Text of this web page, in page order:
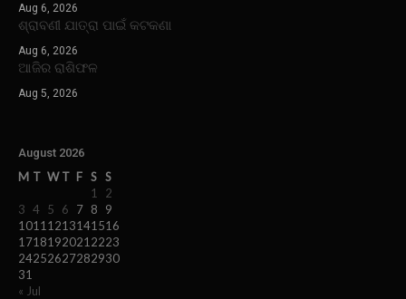
Aug 6, 2026
ଶ୍ରାବଣୀ ଯାତ୍ରା ପାଇଁ କଟକଣା
Aug 6, 2026
ଆଜିର ରାଶିଫଳ
Aug 5, 2026
August 2026
M T W T F S S
1
2
3 4 5 6 7 8
9
1011 1213141516
1718192021 2223
24252627282930
31
« Jul